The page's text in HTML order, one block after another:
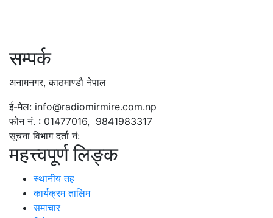
सम्पर्क
अनामनगर, काठमाण्डौ नेपाल
ई-मेल: info@radiomirmire.com.np
फोन नं. : 01477016, 9841983317
सूचना विभाग दर्ता नं:
महत्त्वपूर्ण लिङ्क
स्थानीय तह
कार्यक्रम तालिम
समाचार